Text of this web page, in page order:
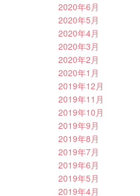
2020年6月
2020年5月
2020年4月
2020年3月
2020年2月
2020年1月
2019年12月
2019年11月
2019年10月
2019年9月
2019年8月
2019年7月
2019年6月
2019年5月
2019年4月